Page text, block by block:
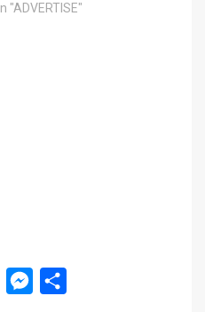
In "ADVERTISE"
TelegramMessenger